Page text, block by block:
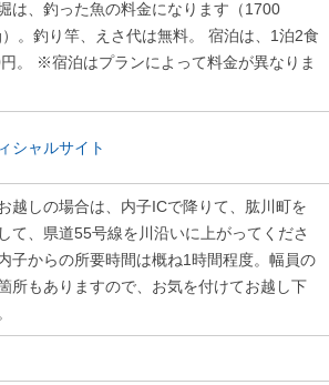
は、釣った魚の料金になります（1700
。釣り竿、えさ代は無料。 宿泊は、1泊2食
。 ※宿泊はプランによって料金が異なりま
シャルサイト
越しの場合は、内子ICで降りて、肱川町を
て、県道55号線を川沿いに上がってくださ
子からの所要時間は概ね1時間程度。幅員の
所もありますので、お気を付けてお越し下